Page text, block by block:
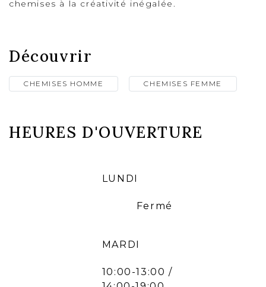
chemises à la créativité inégalée.
Découvrir
CHEMISES HOMME CHEMISES FEMME
HEURES D'OUVERTURE
LUNDI
Fermé
MARDI
10:00-13:00 /